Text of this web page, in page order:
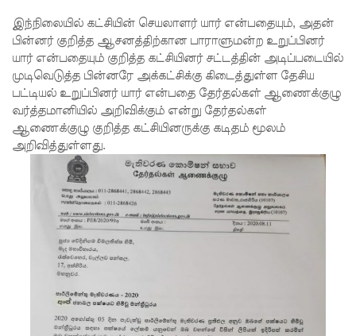
நாட்டில்
தொடரும்
சிறைக்கல
வரங்கள் -
முப்படையி
னருக்கு
விடுக்கப்ப
சிறையின்
வாயிற்கத
இந்நிலையில் கட்சியின் செயலாளர் யார் என்பதையும், அதன்
பின்னர் குறித்த ஆசனத்திற்கான பாராளுமன்ற உறுப்பினர்
யார் என்பதையும் குறித்த கட்சியினர் சட்டத்தின் அடிப்படையில்
முடிவெடுத்த பின்னரே அக்கட்சிக்கு கிடைத்துள்ள தேசிய
பட்டியல் உறுப்பினர் யார் என்பதை தேர்தல்கள் ஆணைக்குழு
வர்த்தமானியில் அறிவிக்கும் என்று தேர்தல்கள்
ஆணைக்குழு குறித்த கட்சியினருக்கு கடிதம் மூலம்
அறிவித்துள்ளது.